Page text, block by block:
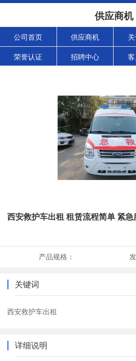
供应商机
公司首页 供应商机
荣誉认证 招聘中心 客
西安救护车出租 租赁流程简单 紧急
产品规格：
关键词
西安救护车出租
详细说明